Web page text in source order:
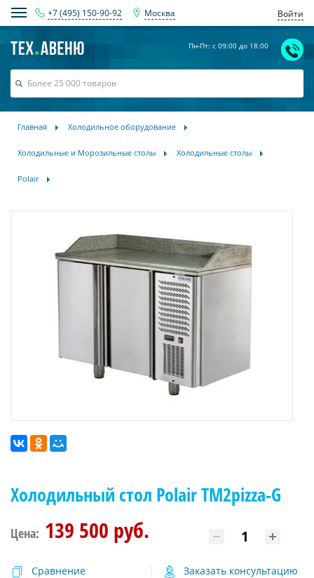
+7 (495) 150-90-92 Москва Войти
Пн-Пт: с 09:00 до 18:00
Главная Холодильное оборудование
Холодильные и Морозильные столы Холодильные столы
Polair
Холодильный стол Polair TM2pizza-G
Цена: 139 500 руб.
Сравнение Заказать консультацию